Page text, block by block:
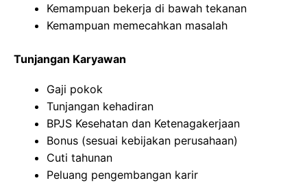
Kemampuan bekerja di bawah tekanan
Kemampuan memecahkan masalah
Tunjangan Karyawan
Gaji pokok
Tunjangan kehadiran
BPJS Kesehatan dan Ketenagakerjaan
Bonus (sesuai kebijakan perusahaan)
Cuti tahunan
Peluang pengembangan karir